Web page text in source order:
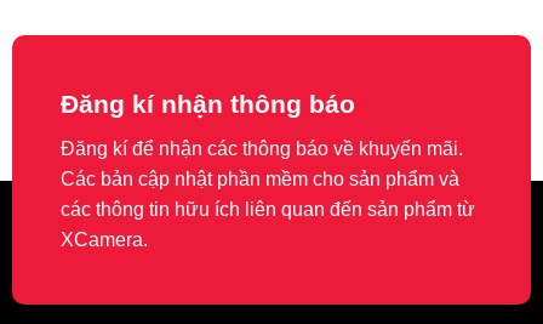
27.990.000 ₫.
Đăng kí nhận thông báo
Đăng kí để nhận các thông báo về khuyến mãi.
Các bản cập nhật phần mềm cho sản phẩm và
các thông tin hữu ích liên quan đến sản phẩm từ
XCamera.